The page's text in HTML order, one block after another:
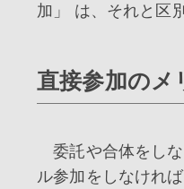
加」 は、それと区
直接参加の
委託や合体をし
ル参加をしなけれ